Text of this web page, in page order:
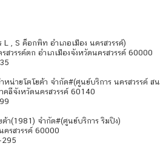
, S ค็อกพิท อำเภอเมือง นครสวรรค์)
รรค์ตก อำเภเมืองจังหวัดนครสวรรค์ 60000
หน่ายโตโยต้า จำกัด#(ศูนย์บริการ นครสวรรค์ ส
ลีจังหวัดนครสวรรค์ 60140
า(1981) จำกัด#(ศูนย์บริการ ริมปิง)
ครสวรรค์ 60000